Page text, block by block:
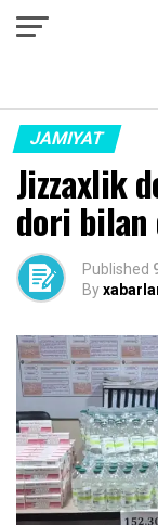
JAMIYAT
Jizzaxlik
dori bilan
Published
By